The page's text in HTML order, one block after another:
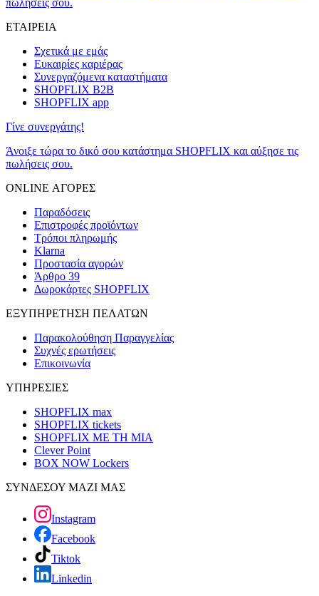
ΕΤΑΙΡΕΙΑ
Σχετικά με εμάς
Ευκαιρίες καριέρας
Συνεργαζόμενα καταστήματα
SHOPFLIX B2B
SHOPFLIX app
Γίνε συνεργάτης!
Άνοιξε τώρα το δικό σου κατάστημα SHOPFLIX και αύξησε τις
πωλήσεις σου.
ONLINE ΑΓΟΡΕΣ
Παραδόσεις
Επιστροφές προϊόντων
Τρόποι πληρωμής
Klarna
Προστασία αγορών
Άρθρο 39
Δωροκάρτες SHOPFLIX
ΕΞΥΠΗΡΕΤΗΣΗ ΠΕΛΑΤΩΝ
Παρακολούθηση Παραγγελίας
Συχνές ερωτήσεις
Επικοινωνία
ΥΠΗΡΕΣΙΕΣ
SHOPFLIX max
SHOPFLIX tickets
SHOPFLIX ΜΕ ΤΗ ΜΙΑ
Clever Point
BOX NOW Lockers
ΣΥΝΔΕΣΟΥ ΜΑΖΙ ΜΑΣ
Instagram
Facebook
Tiktok
Linkedin